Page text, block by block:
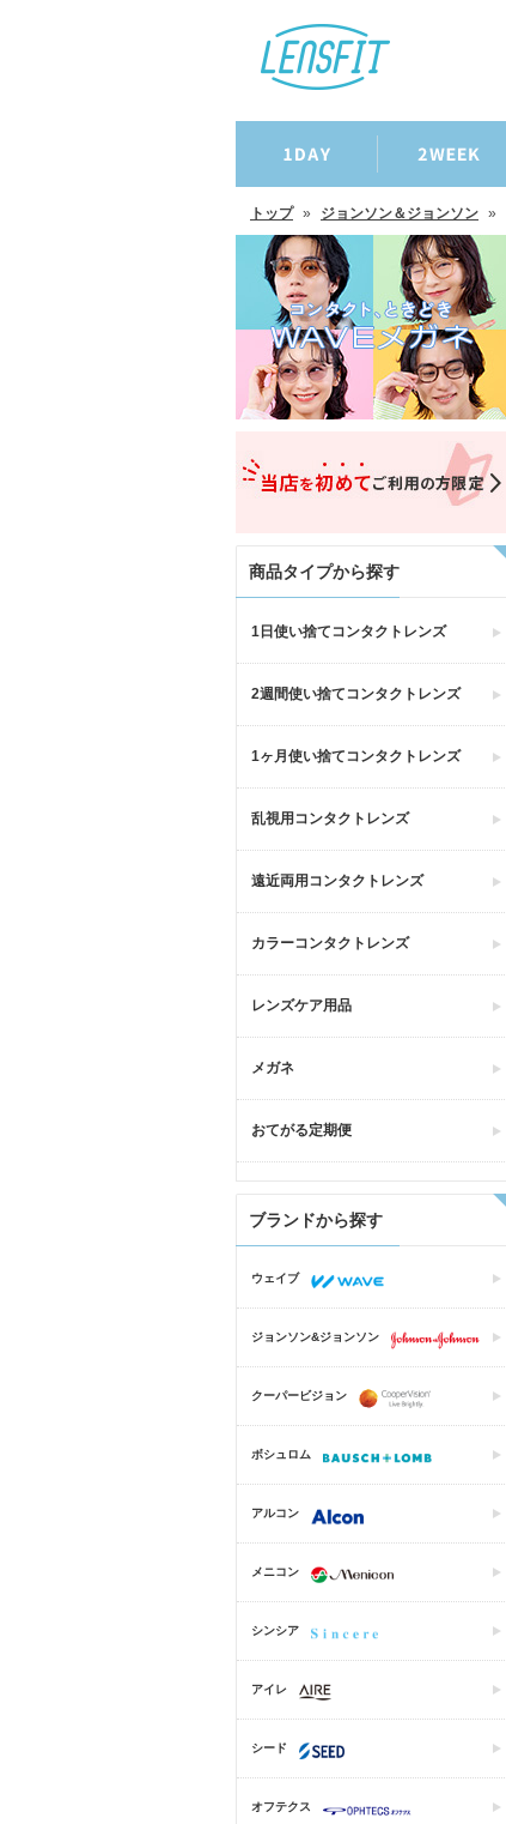
トップ » ジョンソン＆ジョンソン »
商品タイプから探す
1日使い捨てコンタクトレンズ
2週間使い捨てコンタクトレンズ
1ヶ月使い捨てコンタクトレンズ
乱視用コンタクトレンズ
遠近両用コンタクトレンズ
カラーコンタクトレンズ
レンズケア用品
メガネ
おてがる定期便
ブランドから探す
ウェイブ
ジョンソン&ジョンソン
クーパービジョン
ボシュロム
アルコン
メニコン
シンシア
アイレ
シード
オフテクス